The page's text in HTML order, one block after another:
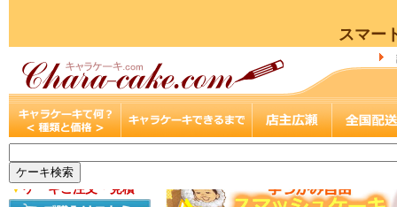
スマー
▼ケーキご注文・見積